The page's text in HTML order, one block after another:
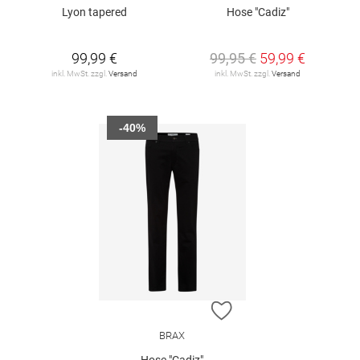
Lyon tapered
99,99 €
inkl. MwSt. zzgl. Versand
Hose "Cadiz"
99,95 € 59,99 €
inkl. MwSt. zzgl. Versand
ZUR WUNSCHLISTE
BRAX
-40%